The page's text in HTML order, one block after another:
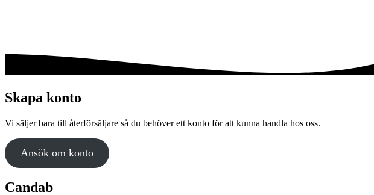
Skapa konto
Vi säljer bara till återförsäljare så du behöver ett konto för att kunna handla hos oss.
Ansök om konto
Candab